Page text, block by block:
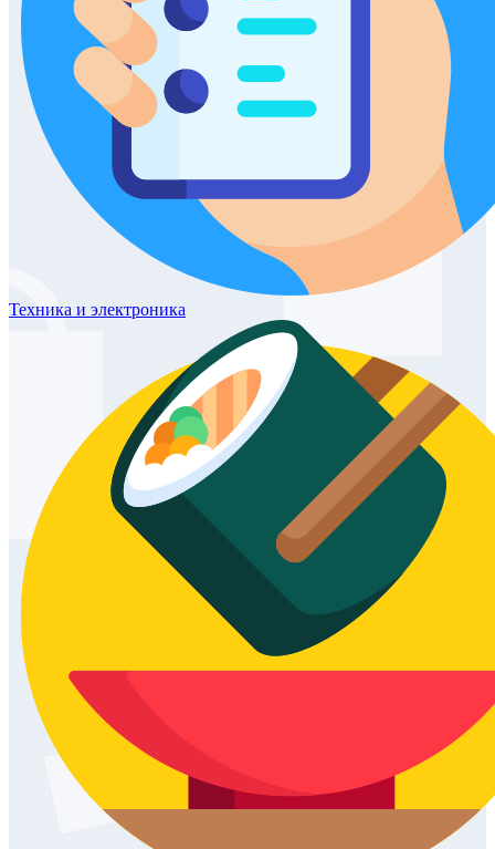
Техника и электроника